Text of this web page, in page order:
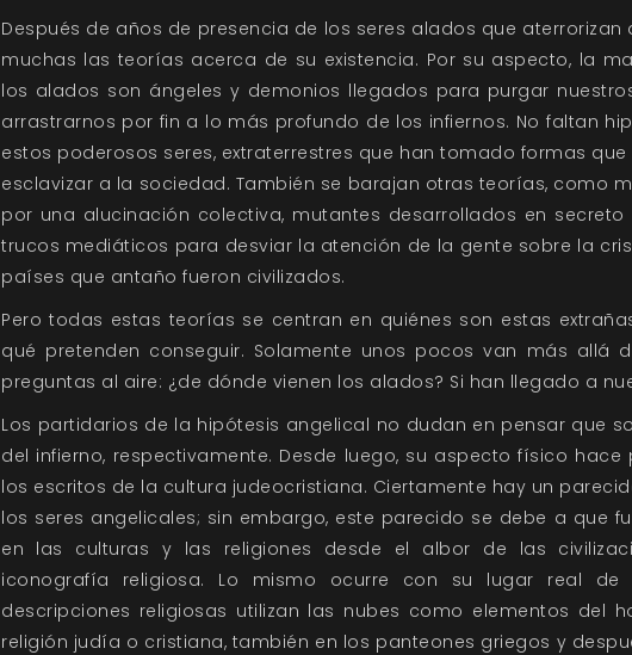
Después de años de presencia de los seres alados que
muchas las teorías acerca de su existencia. Por su aspecto, la
los alados son ángeles y demonios llegados para purgar
arrastrarnos por fin a lo más profundo de los infiernos. No faltan
estos poderosos seres, extraterrestres que han tomado formas
esclavizar a la sociedad. También se barajan otras teorías, como
por una alucinación colectiva, mutantes desarrollados en secreto
trucos mediáticos para desviar la atención de la gente sobre la
países que antaño fueron civilizados.
Pero todas estas teorías se centran en quiénes son estas
qué pretenden conseguir. Solamente unos pocos van más allá
preguntas al aire: ¿de dónde vienen los alados? Si han llegado a
Los partidarios de la hipótesis angelical no dudan en pensar que
del infierno, respectivamente. Desde luego, su aspecto físico
los escritos de la cultura judeocristiana. Ciertamente hay un
los seres angelicales; sin embargo, este parecido se debe a que
en las culturas y las religiones desde el albor de las
iconografía religiosa. Lo mismo ocurre con su lugar real de
descripciones religiosas utilizan las nubes como elementos del
religión judía o cristiana, también en los panteones griegos y